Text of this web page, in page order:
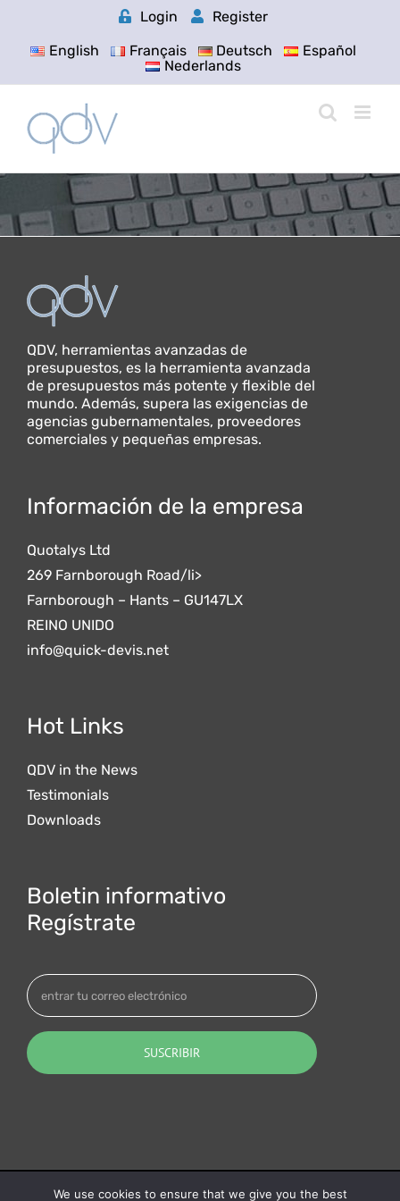
Login
Register
English
Français Deutsch
Español
Nederlands
QDV, herramientas avanzadas de
presupuestos, es la herramienta avanzada
de presupuestos más potente y flexible del
mundo. Además, supera las exigencias de
agencias gubernamentales, proveedores
comerciales y pequeñas empresas.
Información de la empresa
Quotalys Ltd
269 Farnborough Road/li>
Farnborough – Hants – GU147LX
REINO UNIDO
info@quick-devis.net
Hot Links
QDV in the News
Testimonials
Downloads
Boletin informativo
Regístrate
Quotalys ltd (2001-2026) - IAES SAS (1991-2026) - ©
We use cookies to ensure that we give you the best